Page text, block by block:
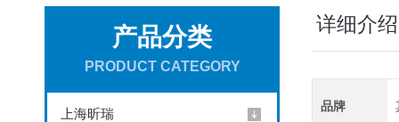
产品分类
PRODUCT CATEGORY
上海昕瑞
详细介绍
品牌